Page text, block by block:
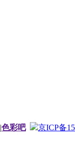
|色彩吧 京ICP备